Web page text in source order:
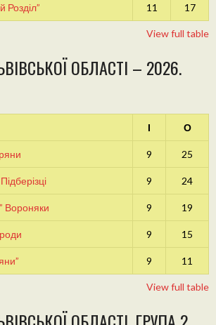
Розділ” 11 17
View full table
ОБЛАСТІ – 2026.
І О
9 25
9 24
Вороняки 9 19
9 15
9 11
View full table